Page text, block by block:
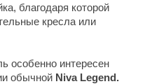
благодаря которой
кресла или
особенно интересен
обычной Niva Legend.